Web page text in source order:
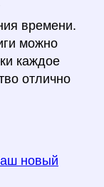
времени.
можно
каждое
отлично
новый